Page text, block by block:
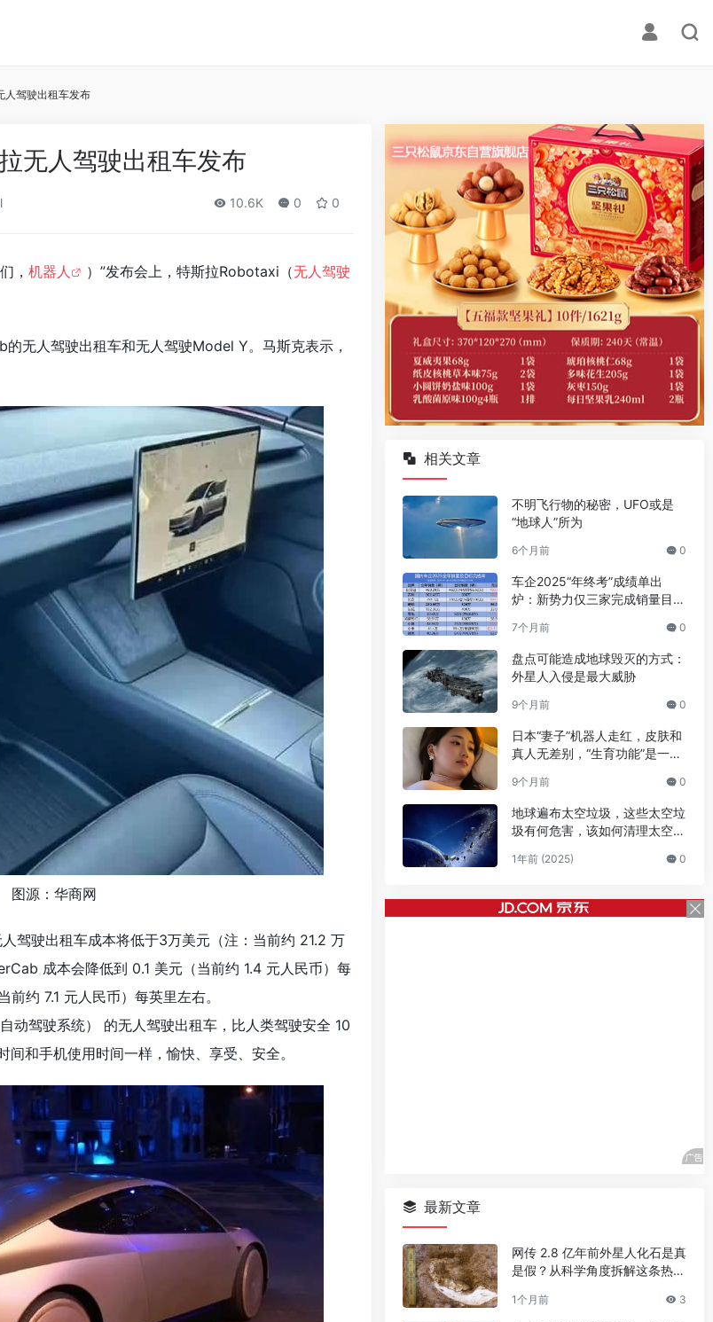
人驾驶出租车发布
无人驾驶出租车发布
10.6K 0 0
， 机器人 ）”发布会上，特斯拉Robotaxi（无人驾驶
无人驾驶出租车和无人驾驶Model Y。马斯克表示，
图源：华商网
驾驶出租车成本将低于3万美元（注：当前约 21.2 万
成本会降低到 0.1 美元（当前约 1.4 元人民币）每
约 7.1 元人民币）每英里左右。
动驾驶系统） 的无人驾驶出租车，比人类驾驶安全 10
和手机使用时间一样，愉快、享受、安全。
相关文章
不明飞行物的秘密，UFO或是
“地球人”所为
6个月前 0
车企2025“年终考”成绩单出
炉：新势力仅三家完成销量目
全球销冠
7个月前 0
盘点可能造成地球毁灭的方式：
外星人入侵是最大威胁
9个月前 0
日本“妻子”机器人走红，皮肤和
真人无差别，“生育功能”是一大
9个月前 0
地球遍布太空垃圾，这些太空垃
圾有何危害，该如何清理太空垃
1年前 (2025) 0
最新文章
网传 2.8 亿年前外星人化石是真
是假？从科学角度拆解这条热门
1个月前 3